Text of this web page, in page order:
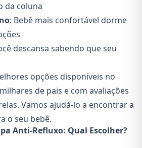
da coluna
: Bebê mais confortável dorme
descansa sabendo que seu
opções disponíveis no
de pais e com avaliações
Vamos ajudá-lo a encontrar a
o seu bebê.
Anti-Refluxo: Qual Escolher?